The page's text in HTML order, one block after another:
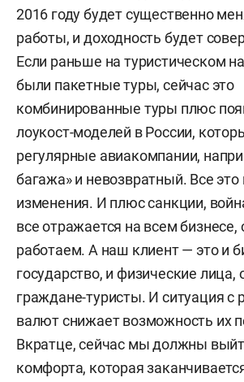
2016 году будет существенно
работы, и доходность будет
Если раньше на туристическом
были пакетные туры, сейчас это
комбинированные туры плюс
лоукост-моделей в России,
регулярные авиакомпании,
багажа» и невозвратный. Все
изменения. И плюс санкции,
все отражается на всем
работаем. А наш клиент — это и
государство, и физические
граждане-туристы. И ситуация с
валют снижает возможность их
Вкратце, сейчас мы должны
комфорта, которая